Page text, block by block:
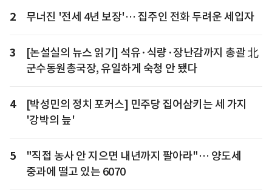
2 무너진 '전세 4년 보장'… 집주인 전화 두려운 세입자
3
[논설실의 뉴스 읽기] 석유·식량·장난감까지 총괄 北
군수동원총국장, 유일하게 숙청 안 됐다
4
[박성민의 정치 포커스] 민주당 집어삼키는 세 가지
'강박의 늪'
5
"직접 농사 안 지으면 내년까지 팔아라"… 양도세
중과에 떨고 있는 6070